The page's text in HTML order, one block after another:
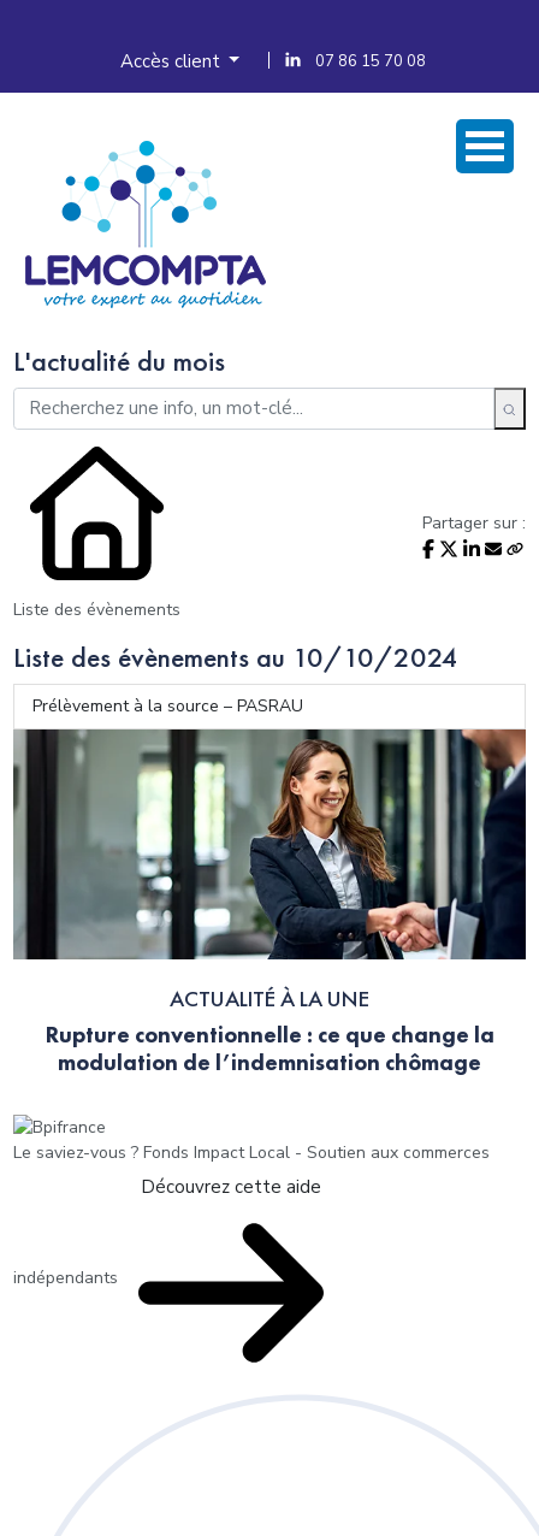
Accès client 07 86 15 70 08
L'actualité du mois
Liste des évènements
Partager sur :
Liste des évènements au 10/10/2024
Prélèvement à la source – PASRAU
ACTUALITÉ À LA UNE
Rupture conventionnelle : ce que change la
modulation de l’indemnisation chômage
Le saviez-vous ?Fonds Impact Local - Soutien aux commerces
indépendants
Découvrez cette aide